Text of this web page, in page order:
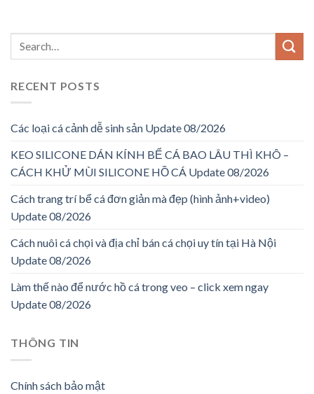
RECENT POSTS
Các loại cá cảnh dễ sinh sản Update 08/2026
KEO SILICONE DÁN KÍNH BỂ CÁ BAO LÂU THÌ KHÔ –
CÁCH KHỬ MÙI SILICONE HỒ CÁ Update 08/2026
Cách trang trí bể cá đơn giản mà đẹp (hình ảnh+video)
Update 08/2026
Cách nuôi cá chọi và địa chỉ bán cá chọi uy tín tại Hà Nội
Update 08/2026
Làm thế nào để nước hồ cá trong veo – click xem ngay
Update 08/2026
THÔNG TIN
Chính sách bảo mật